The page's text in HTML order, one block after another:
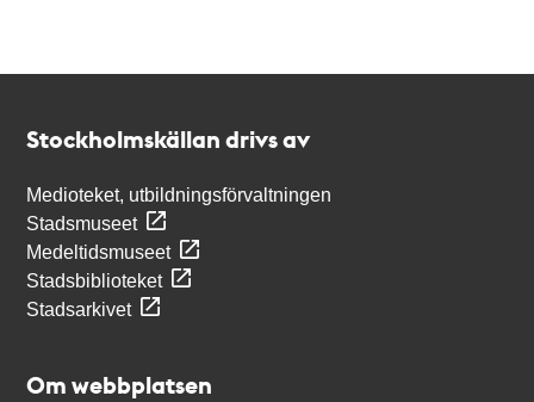
Stockholmskällan drivs av
Medioteket, utbildningsförvaltningen
Stadsmuseet
Medeltidsmuseet
Stadsbiblioteket
Stadsarkivet
Om webbplatsen